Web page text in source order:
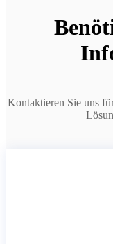
Kontaktieren Sie uns